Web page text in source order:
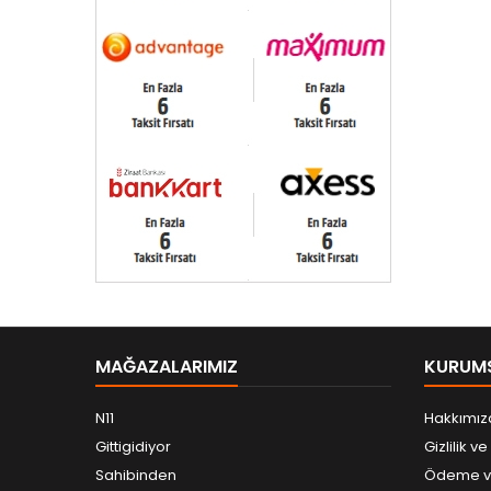
MAĞAZALARIMIZ
N11
Gittigidiyor
Sahibinden
Gizlilik
Ödeme